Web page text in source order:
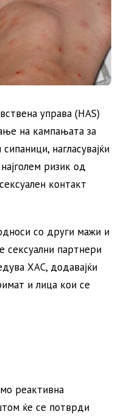
управа (HAS)
на кампањата за
нагласувајќи
ризик од
контакт
со други мажи и
сексуални партнери
ХАС, додавајќи
и лица кои се
реактивна
ќе се потврди